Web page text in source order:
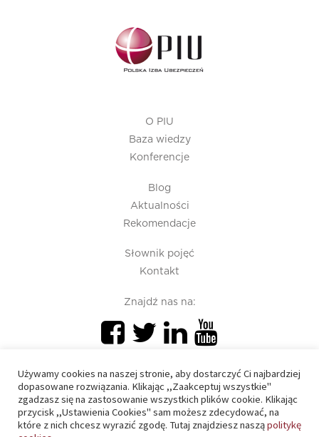
O PIU
Baza wiedzy
Konferencje
Blog
Aktualności
Rekomendacje
Słownik pojęć
Kontakt
Znajdź nas na:
PIU 2020 © All right reserved
Używamy cookies na naszej stronie, aby dostarczyć Ci najbardziej
dopasowane rozwiązania. Klikając ,,Zaakceptuj wszystkie"
zgadzasz się na zastosowanie wszystkich plików cookie. Klikając
przycisk ,,Ustawienia Cookies" sam możesz zdecydować, na
które z nich chcesz wyrazić zgodę. Tutaj znajdziesz nasząpolitykę